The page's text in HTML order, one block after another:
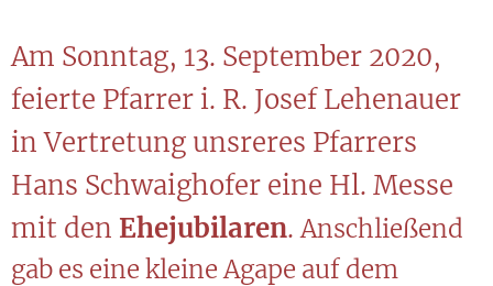
Am Sonntag, 13. September 2020,
feierte Pfarrer i. R. Josef Lehenauer
in Vertretung unsreres Pfarrers
Hans Schwaighofer eine Hl. Messe
mit den Ehejubilaren.Anschließend
gab es eine kleine Agape auf dem